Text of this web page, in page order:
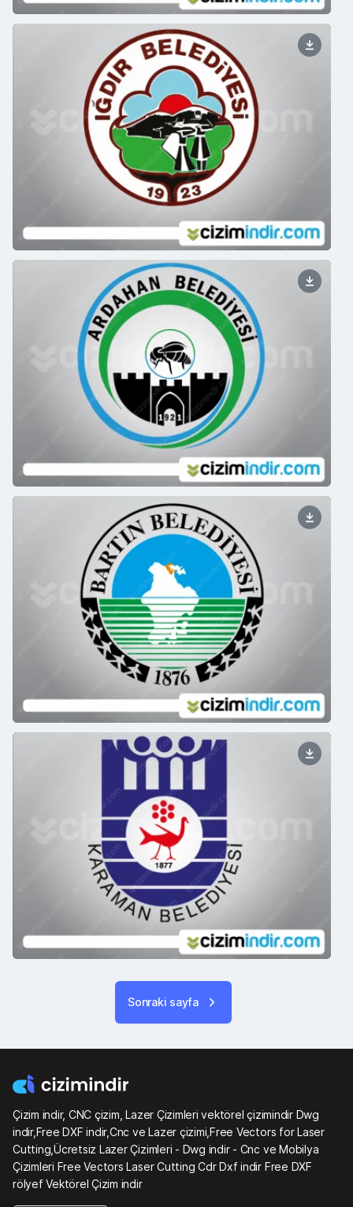
Sonraki sayfa
Çizim indir, CNC çizim, Lazer Çizimleri vektörel çizimindir Dwg
indir,Free DXF indir,Cnc ve Lazer çizimi,Free Vectors for Laser
Cutting,Ücretsiz Lazer Çizimleri - Dwg indir - Cnc ve Mobilya
Çizimleri Free Vectors Laser Cutting Cdr Dxf indir Free DXF
rölyef Vektörel Çizim indir